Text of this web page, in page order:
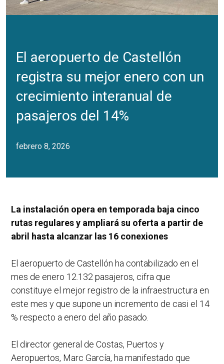
El aeropuerto de Castellón
registra su mejor enero con un
crecimiento interanual de
pasajeros del 14%
febrero 8, 2026
La instalación opera en temporada baja cinco
rutas regulares y ampliará su oferta a partir de
abril hasta alcanzar las 16 conexiones
El aeropuerto de Castellón ha contabilizado en el
mes de enero 12.132 pasajeros, cifra que
constituye el mejor registro de la infraestructura en
este mes y que supone un incremento de casi el 14
% respecto a enero del año pasado.
El director general de Costas, Puertos y
Aeropuertos, Marc García, ha manifestado que